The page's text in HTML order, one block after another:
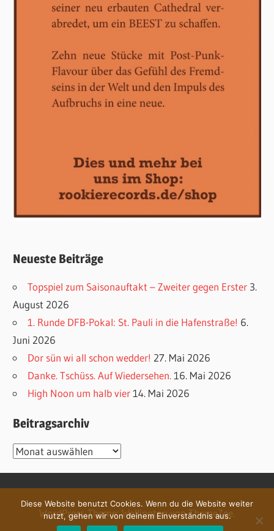
Neueste Beiträge
Topspiel zum Saisonauftakt – Zweiter gegen Erster 3.
August 2026
1. Runde DFB-Pokal: St. Pauli in die Hafenstraße! 6.
Juni 2026
Dor sün wi all schon wedder! 27. Mai 2026
Danke. Tschüss. Auf Wiedersehen. 16. Mai 2026
High Noon um halb vier 14. Mai 2026
Beitragsarchiv
Beitragsarchiv
WordPress-Theme: Wellington von ThemeZee.
Diese Website benutzt Cookies. Wenn du die Website weiter
nutzt, gehen wir von deinem Einverständnis aus.